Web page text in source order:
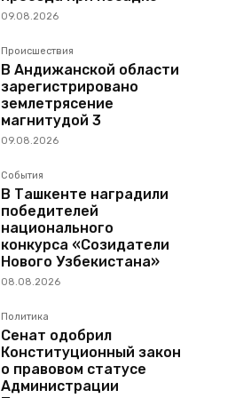
09.08.2026
Происшествия
В Андижанской области
зарегистрировано
землетрясение
магнитудой 3
09.08.2026
События
В Ташкенте наградили
победителей
национального
конкурса «Созидатели
Нового Узбекистана»
08.08.2026
Политика
Сенат одобрил
Конституционный закон
о правовом статусе
Администрации